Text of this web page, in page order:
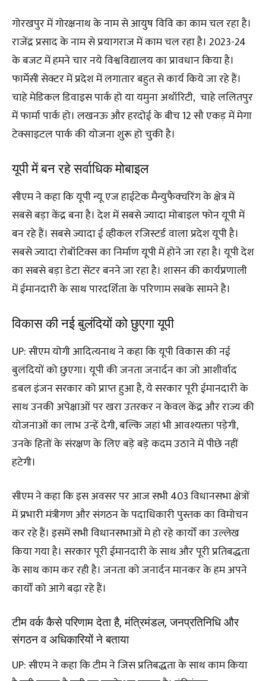
गोरखपुर में गोरक्षनाथ के नाम से आयुष विवि का काम चल रहा है।
राजेंद्र प्रसाद के नाम से प्रयागराज में काम चल रहा है। 2023-24
के बजट में हमने चार नये विश्वविद्यालय का प्रावधान किया है।
फार्मेसी सेक्टर में प्रदेश में लगातार बहुत से कार्य किये जा रहे हैं।
चाहे मेडिकल डिवाइस पार्क हो या यमुना अथॉरिटी, चाहे ललितपुर
में फार्मा पार्क हो। लखनऊ और हरदोई के बीच 12 सौ एकड़ में मेगा
टेक्साइटल पार्क की योजना शुरू हो चुकी है।
यूपी में बन रहे सर्वाधिक मोबाइल
सीएम ने कहा कि यूपी न्यू एज हाईटेक मैन्युफैक्चरिंग के क्षेत्र में
सबसे बड़ा केंद्र बना है। देश में सबसे ज्यादा मोबाइल फोन यूपी में
बन रहे हैं। सबसे ज्यादा ई व्हीकल रजिस्टर्ड वाला प्रदेश यूपी है।
सबसे ज्यादा रोबॉटिक्स का निर्माण यूपी में होने जा रहा है। यूपी देश
का सबसे बड़ा डेटा सेंटर बनने जा रहा है। शासन की कार्यप्रणाली
में ईमानदारी के साथ पारदर्शिता के परिणाम सबके सामने है।
विकास की नई बुलंदियों को छुएगा यूपी
UP: सीएम योगी आदित्यनाथ ने कहा कि यूपी विकास की नई
बुलंदियों को छुएगा। यूपी की जनता जनार्दन का जो आशीर्वाद
डबल इंजन सरकार को प्राप्त हुआ है, ये सरकार पूरी ईमानदारी के
साथ उनकी अपेक्षाओं पर खरा उतरकर न केवल केंद्र और राज्य की
योजनाओं का लाभ उन्हें देगी, बल्कि जहां भी आवश्यक्ता पड़ेगी,
उनके हितों के संरक्षण के लिए बड़े बड़े कदम उठाने में पीछे नहीं
हटेगी।
सीएम ने कहा कि इस अवसर पर आज सभी 403 विधानसभा क्षेत्रों
में प्रभारी मंत्रीगण और संगठन के पदाधिकारी पुस्तक का विमोचन
कर रहे हैं। इसमें सभी विधानसभाओं मे हो रहे कार्यों का उल्लेख
किया गया है। सरकार पूरी ईमानदारी के साथ और पूरी प्रतिबद्धता
के साथ काम कर रही है। जनता को जनार्दन मानकर के हम अपने
कार्यों को आगे बढ़ा रहे हैं।
टीम वर्क कैसे परिणाम देता है, मंत्रिमंडल, जनप्रतिनिधि और
संगठन व अधिकारियों ने बताया
UP: सीएम ने कहा कि टीम ने जिस प्रतिबद्धता के साथ काम किया